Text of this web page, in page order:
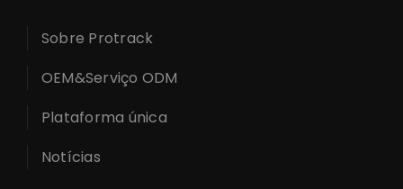
Sobre Protrack
OEM&Serviço ODM
Plataforma única
Notícias